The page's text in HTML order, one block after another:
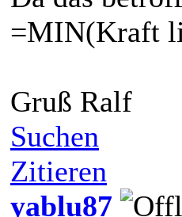
=MIN(Kraft
Gruß Ralf
Suchen
Zitieren
yablu87